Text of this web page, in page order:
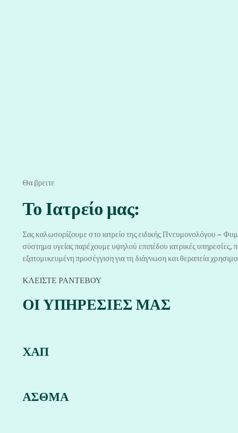
Θα βρειτε
Το Ιατρείο μας:
Σας καλωσορίζουμε στο ιατρείο της ειδικής Πνευμονολόγου –
σύστημα υγείας παρέχουμε υψηλού επιπέδου ιατρικές
εξατομικευμένη προσέγγιση για τη διάγνωση και θεραπεία
ΚΛΕΙΣΤΕ ΡΑΝΤΕΒΟΥ
ΟΙ ΥΠΗΡΕΣΙΕΣ ΜΑΣ
ΧΑΠ
ΑΣΘΜΑ